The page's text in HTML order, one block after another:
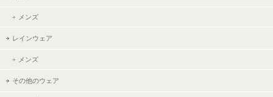
メンズ
レインウェア
メンズ
その他のウェア